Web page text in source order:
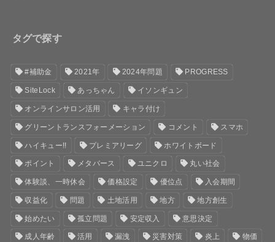
タグで探す
#補助金 2021年 2024年問題 PROGRESS
SiteLock あっちゃん イソンギュン
オンラインサロン活用 キャラ付け
グリーントランスフォーメーション コメント スマホ
ハイキュー!! プレミアリーグ ホワイトボード
ポイント メタバース ユニクロ 丸い社会
体験談、一時休会 価格設定 優位点 入会期間
収益化 問題 土地活用 地方 地方創生
始めたい 孤立問題 安定収入 意思決定
成人年齢 活用 漏洩 災害対策 炎上 物価